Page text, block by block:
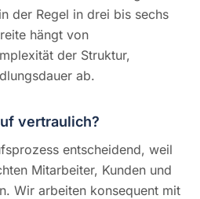
der Regel in drei bis sechs
hängt von
der Struktur,
ab.
vertraulich?
entscheidend, weil
Mitarbeiter, Kunden und
Wir arbeiten konsequent mit